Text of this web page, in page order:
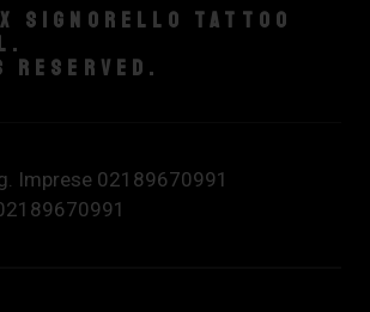
Signorello Tattoo
Imprese 02189670991